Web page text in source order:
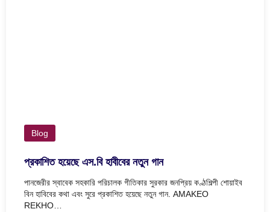
Blog
প্রকাশিত হয়েছে এস.বি হাবীবের নতুন গান
পানজেরীর স্বাবেক সহকারি পরিচালক গীতিকার সুরকার জনপ্রিয় কণ্ঠশিল্পী শোয়াইব
বিন হাবিবের কথা এবং সুরে প্রকাশিত হয়েছে নতুন গান. AMAKEO
REKHO…